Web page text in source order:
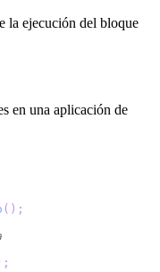
la ejecución del bloque
en una aplicación de
( ) ;
;